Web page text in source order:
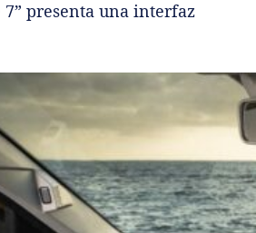
presenta una interfaz